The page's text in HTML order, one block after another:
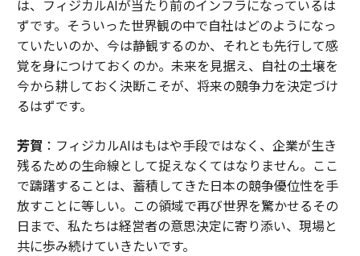
は、フィジカルAIが当たり前のインフラになっているは
ずです。そういった世界観の中で自社はどのようになっ
ていたいのか、今は静観するのか、それとも先行して感
覚を身につけておくのか。未来を見据え、自社の土壌を
今から耕しておく決断こそが、将来の競争力を決定づけ
るはずです。
芳賀 ：フィジカルAIはもはや手段ではなく、企業が生き
残るための生命線として捉えなくてはなりません。ここ
で躊躇することは、蓄積してきた日本の競争優位性を手
放すことに等しい。この領域で再び世界を驚かせるその
日まで、私たちは経営者の意思決定に寄り添い、現場と
共に歩み続けていきたいです。